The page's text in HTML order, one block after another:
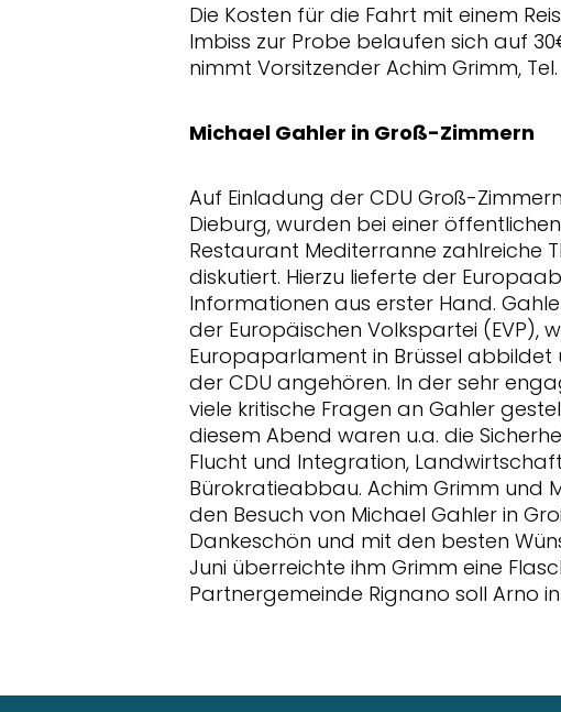
Die Kosten für die Fahrt mit einem
Imbiss zur Probe belaufen sich auf
nimmt Vorsitzender Achim Grimm,
Michael Gahler in Groß-Zimmern
Auf Einladung der CDU Groß-
Dieburg, wurden bei einer
Restaurant Mediterranne zahlreiche
diskutiert. Hierzu lieferte der
Informationen aus erster Hand.
der Europäischen Volkspartei (EVP),
Europaparlament in Brüssel
der CDU angehören. In der sehr
viele kritische Fragen an Gahler
diesem Abend waren u.a. die
Flucht und Integration,
Bürokratieabbau. Achim Grimm und
den Besuch von Michael Gahler in
Dankeschön und mit den besten
Juni überreichte ihm Grimm eine
Partnergemeinde Rignano soll Arno